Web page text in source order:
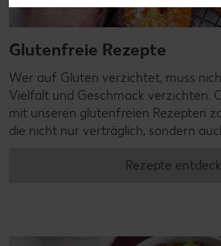
Glutenfreie Rezepte
Wer auf Gluten verzichtet, muss
Vielfalt und Geschmack verzichten.
mit unseren glutenfreien Rezepten
die nicht nur verträglich, sondern
Rezepte